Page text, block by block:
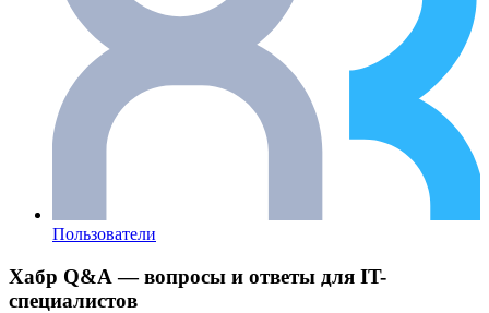
Пользователи
Хабр Q&A — вопросы и ответы для IT-
специалистов